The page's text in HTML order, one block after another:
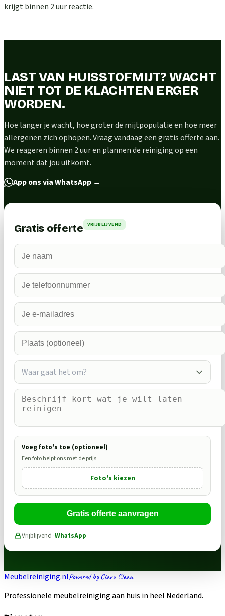
krijgt binnen 2 uur reactie.
LAST VAN HUISSTOFMIJT? WACHT
NIET TOT DE KLACHTEN ERGER
WORDEN.
Hoe langer je wacht, hoe groter de mijtpopulatie en hoe meer
allergenen zich ophopen. Vraag vandaag een gratis offerte aan.
We reageren binnen 2 uur en plannen de reiniging op een
moment dat jou uitkomt.
App ons via WhatsApp →
Gratis offerte VRIJBLIJVEND
Waar gaat het om?
Voeg foto's toe (optioneel)
Een foto helpt ons met de prijs
Foto's kiezen
Gratis offerte aanvragen
Vrijblijvend ·WhatsApp
Meubelreiniging.nlPowered by Claro Clean
Professionele meubelreiniging aan huis in heel Nederland.